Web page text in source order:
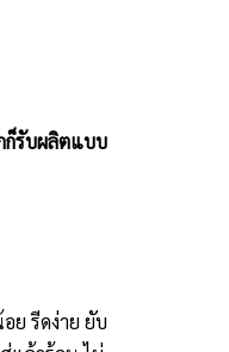
ก็รับผลิตแบบ
ย รีดง่าย ยับ